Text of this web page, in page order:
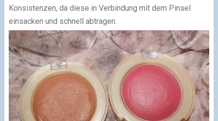
Konsistenzen, da diese in Verbindung mit dem Pinsel
einsacken und schnell abtragen.